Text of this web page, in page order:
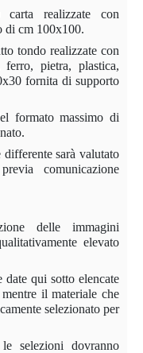
carta realizzate con
di cm 100x100.
tondo realizzate con
ferro, pietra, plastica,
fornita di supporto
formato massimo di
sarà valutato
comunicazione
delle immagini
elevato
qui sotto elencate
il materiale che
selezionato per
selezioni dovranno